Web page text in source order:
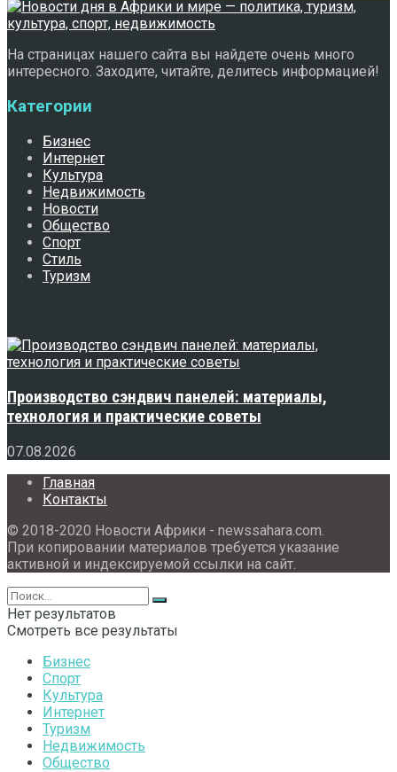
На страницах нашего сайта вы найдете очень много
интересного. Заходите, читайте, делитесь информацией!
Категории
Бизнес
Интернет
Культура
Недвижимость
Новости
Общество
Спорт
Стиль
Туризм
Производство сэндвич панелей: материалы,
технология и практические советы
07.08.2026
Главная
Контакты
© 2018-2020 Новости Африки - newssahara.com.
При копировании материалов требуется указание
активной и индексируемой ссылки на сайт.
Нет результатов
Смотреть все результаты
Бизнес
Спорт
Культура
Интернет
Туризм
Недвижимость
Общество